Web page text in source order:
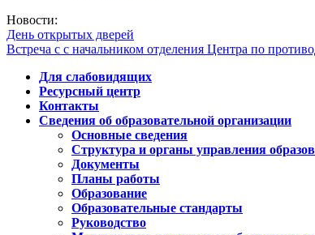
Новости:
День открытых дверей
Встреча с с начальником отделения Центра по
Для слабовидящих
Ресурсный центр
Контакты
Сведения об образовательной организации
Основные сведения
Структура и органы управления
Документы
Планы работы
Образование
Образовательные стандарты
Руководство